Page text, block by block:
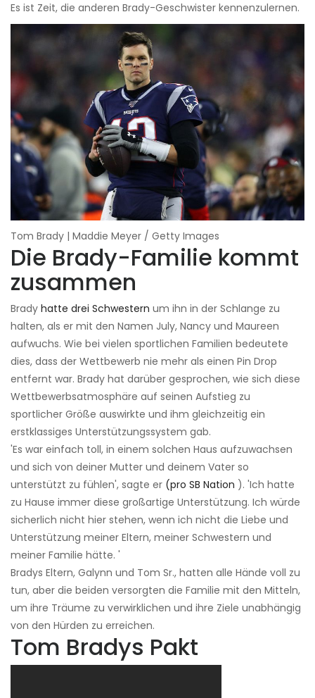
Es ist Zeit, die anderen Brady-Geschwister kennenzulernen.
Tom Brady | Maddie Meyer / Getty Images
Die Brady-Familie kommt
zusammen
Brady hatte drei Schwestern um ihn in der Schlange zu
halten, als er mit den Namen July, Nancy und Maureen
aufwuchs. Wie bei vielen sportlichen Familien bedeutete
dies, dass der Wettbewerb nie mehr als einen Pin Drop
entfernt war. Brady hat darüber gesprochen, wie sich diese
Wettbewerbsatmosphäre auf seinen Aufstieg zu
sportlicher Größe auswirkte und ihm gleichzeitig ein
erstklassiges Unterstützungssystem gab.
'Es war einfach toll, in einem solchen Haus aufzuwachsen
und sich von deiner Mutter und deinem Vater so
unterstützt zu fühlen', sagte er (pro SB Nation ). 'Ich hatte
zu Hause immer diese großartige Unterstützung. Ich würde
sicherlich nicht hier stehen, wenn ich nicht die Liebe und
Unterstützung meiner Eltern, meiner Schwestern und
meiner Familie hätte. '
Bradys Eltern, Galynn und Tom Sr., hatten alle Hände voll zu
tun, aber die beiden versorgten die Familie mit den Mitteln,
um ihre Träume zu verwirklichen und ihre Ziele unabhängig
von den Hürden zu erreichen.
Tom Bradys Pakt